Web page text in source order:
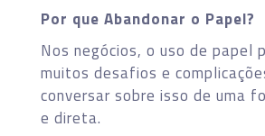
Por que Abandonar o Papel?
Nos negócios, o uso de papel
muitos desafios e
conversar sobre isso de uma
e direta.